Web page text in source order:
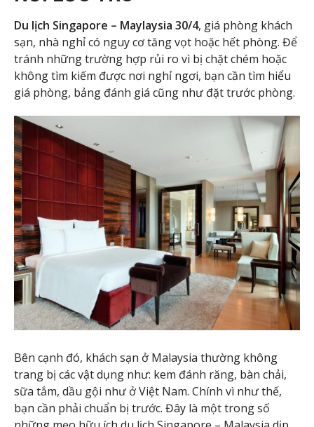
Du lịch Singapore – Maylaysia 30/4, giá phòng khách
sạn, nhà nghỉ có nguy cơ tăng vọt hoặc hết phòng. Để
tránh những trường hợp rủi ro vì bị chặt chém hoặc
không tìm kiếm được nơi nghỉ ngơi, bạn cần tìm hiểu
giá phòng, bảng đánh giá cũng như đặt trước phòng.
Bên cạnh đó, khách sạn ở Malaysia thường không
trang bị các vật dụng như: kem đánh răng, bàn chải,
sữa tắm, dầu gội như ở Việt Nam. Chính vì như thế,
bạn cần phải chuẩn bị trước. Đây là một trong số